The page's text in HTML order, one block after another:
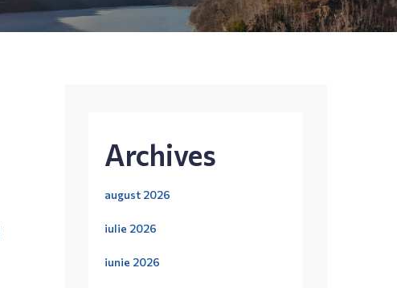
Archives
august 2026
iulie 2026
iunie 2026